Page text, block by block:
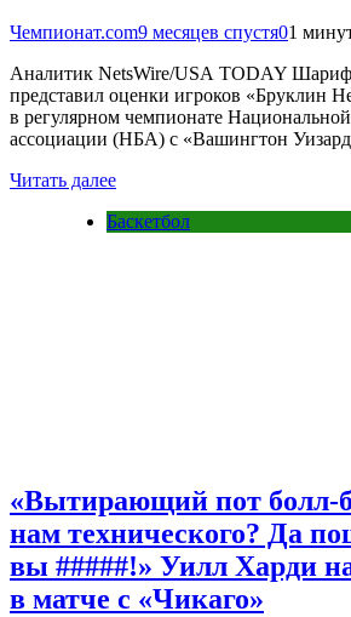
Чемпионат.com9 месяцев спустя01
Аналитик NetsWire/USA TODAY
представил оценки игроков «Бруклин
в регулярном чемпионате
ассоциации (НБА) с «Вашингтон
Читать далее
Баскетбол
«Вытирающий пот болл-
нам технического? Да
вы #####!» Уилл Харди
в матче с «Чикаго»